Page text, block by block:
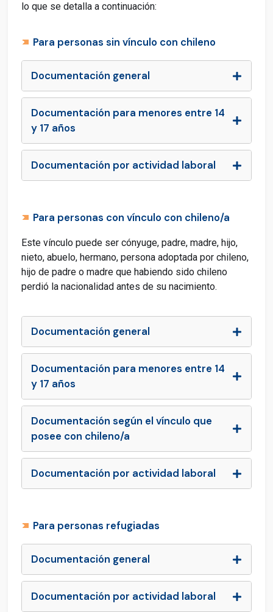
lo que se detalla a continuación:
Para personas sin vínculo con chileno
Documentación general
Documentación para menores entre 14
y 17 años
Documentación por actividad laboral
Para personas con vínculo con chileno/a
Este vínculo puede ser cónyuge, padre, madre, hijo,
nieto, abuelo, hermano, persona adoptada por chileno,
hijo de padre o madre que habiendo sido chileno
perdió la nacionalidad antes de su nacimiento.
Documentación general
Documentación para menores entre 14
y 17 años
Documentación según el vínculo que
posee con chileno/a
Documentación por actividad laboral
Para personas refugiadas
Documentación general
Documentación por actividad laboral